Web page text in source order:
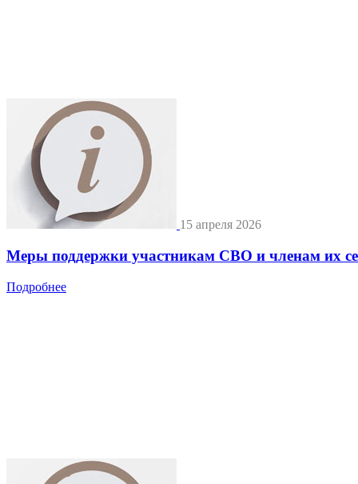
15 апреля 2026
Меры поддержки участникам СВО и членам их
Подробнее